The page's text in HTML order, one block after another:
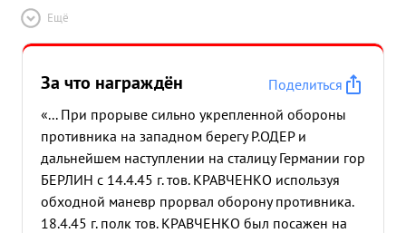
Ещё
За что награждён
Поделиться
«... При прорыве сильно укрепленной обороны
противника на западном берегу Р.ОДЕР и
дальнейшем наступлении на сталицу Германии гор
БЕРЛИН с 14.4.45 г. тов. КРАВЧЕНКО используя
обходной маневр прорвал оборону противника.
18.4.45 г. полк тов. КРАВЧЕНКО был посажен на